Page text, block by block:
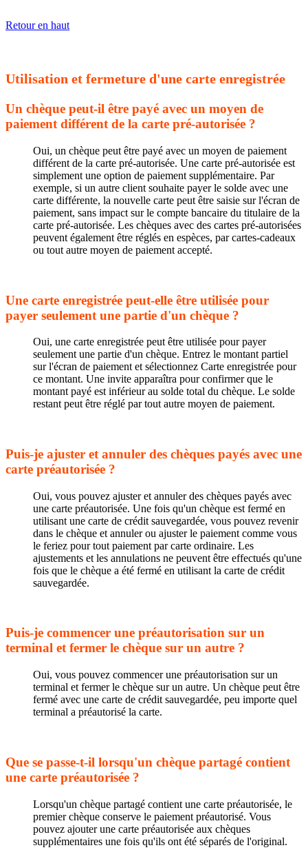
Retour en haut
Utilisation et fermeture d'une carte enregistrée
Un chèque peut-il être payé avec un moyen de
paiement différent de la carte pré-autorisée ?
Oui, un chèque peut être payé avec un moyen de paiement
différent de la carte pré-autorisée. Une carte pré-autorisée est
simplement une option de paiement supplémentaire. Par
exemple, si un autre client souhaite payer le solde avec une
carte différente, la nouvelle carte peut être saisie sur l'écran de
paiement, sans impact sur le compte bancaire du titulaire de la
carte pré-autorisée. Les chèques avec des cartes pré-autorisées
peuvent également être réglés en espèces, par cartes-cadeaux
ou tout autre moyen de paiement accepté.
Une carte enregistrée peut-elle être utilisée pour
payer seulement une partie d'un chèque ?
Oui, une carte enregistrée peut être utilisée pour payer
seulement une partie d'un chèque. Entrez le montant partiel
sur l'écran de paiement et sélectionnez Carte enregistrée pour
ce montant. Une invite apparaîtra pour confirmer que le
montant payé est inférieur au solde total du chèque. Le solde
restant peut être réglé par tout autre moyen de paiement.
Puis-je ajuster et annuler des chèques payés avec une
carte préautorisée ?
Oui, vous pouvez ajuster et annuler des chèques payés avec
une carte préautorisée. Une fois qu'un chèque est fermé en
utilisant une carte de crédit sauvegardée, vous pouvez revenir
dans le chèque et annuler ou ajuster le paiement comme vous
le feriez pour tout paiement par carte ordinaire. Les
ajustements et les annulations ne peuvent être effectués qu'une
fois que le chèque a été fermé en utilisant la carte de crédit
sauvegardée.
Puis-je commencer une préautorisation sur un
terminal et fermer le chèque sur un autre ?
Oui, vous pouvez commencer une préautorisation sur un
terminal et fermer le chèque sur un autre. Un chèque peut être
fermé avec une carte de crédit sauvegardée, peu importe quel
terminal a préautorisé la carte.
Que se passe-t-il lorsqu'un chèque partagé contient
une carte préautorisée ?
Lorsqu'un chèque partagé contient une carte préautorisée, le
premier chèque conserve le paiement préautorisé. Vous
pouvez ajouter une carte préautorisée aux chèques
supplémentaires une fois qu'ils ont été séparés de l'original.